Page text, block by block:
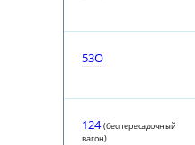
53О
124 (беспересадочный
вагон)